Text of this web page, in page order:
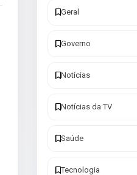
Geral
Governo
Notícias
Notícias da TV
Saúde
Tecnologia